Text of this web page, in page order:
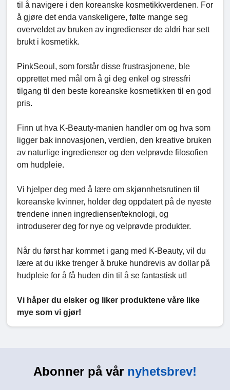
til å navigere i den koreanske kosmetikkverdenen. For
å gjøre det enda vanskeligere, følte mange seg
overveldet av bruken av ingredienser de aldri har sett
brukt i kosmetikk.
PinkSeoul, som forstår disse frustrasjonene, ble
opprettet med mål om å gi deg enkel og stressfri
tilgang til den beste koreanske kosmetikken til en god
pris.
Finn ut hva K-Beauty-manien handler om og hva som
ligger bak innovasjonen, verdien, den kreative bruken
av naturlige ingredienser og den velprøvde filosofien
om hudpleie.
Vi hjelper deg med å lære om skjønnhetsrutinen til
koreanske kvinner, holder deg oppdatert på de nyeste
trendene innen ingredienser/teknologi, og
introduserer deg for nye og velprøvde produkter.
Når du først har kommet i gang med K-Beauty, vil du
lære at du ikke trenger å bruke hundrevis av dollar på
hudpleie for å få huden din til å se fantastisk ut!
Vi håper du elsker og liker produktene våre like
mye som vi gjør!
Abonner på vår nyhetsbrev!